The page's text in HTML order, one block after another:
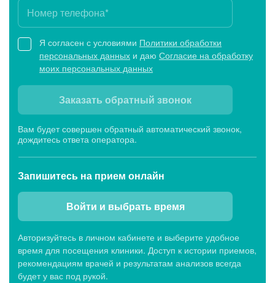
Я согласен с условиями Политики обработки
персональных данных и даю Согласие на обработку
моих персональных данных
Заказать обратный звонок
Вам будет совершен обратный автоматический звонок,
дождитесь ответа оператора.
Запишитесь на прием онлайн
Войти и выбрать время
Авторизуйтесь в личном кабинете и выберите удобное
время для посещения клиники. Доступ к истории приемов,
рекомендациям врачей и результатам анализов всегда
будет у вас под рукой.